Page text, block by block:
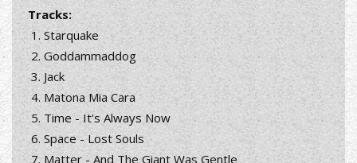
Tracks:
Starquake
Goddammaddog
Jack
Matona Mia Cara
Time - It's Always Now
Space - Lost Souls
Matter - And The Giant Was Gentle